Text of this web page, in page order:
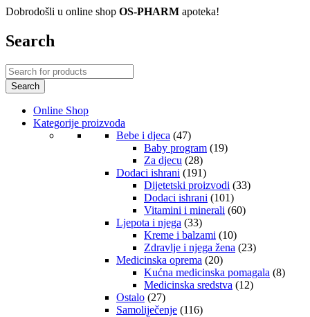
Dobrodošli u online shop OS-PHARM apoteka!
Search
Online Shop
Kategorije proizvoda
Bebe i djeca (47)
Baby program (19)
Za djecu (28)
Dodaci ishrani (191)
Dijetetski proizvodi (33)
Dodaci ishrani (101)
Vitamini i minerali (60)
Ljepota i njega (33)
Kreme i balzami (10)
Zdravlje i njega žena (23)
Medicinska oprema (20)
Kućna medicinska pomagala (8)
Medicinska sredstva (12)
Ostalo (27)
Samoliječenje (116)